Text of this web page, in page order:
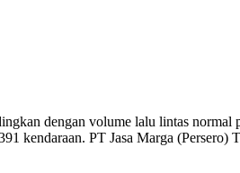
dengan volume lalu lintas normal
kendaraan. PT Jasa Marga (Persero)